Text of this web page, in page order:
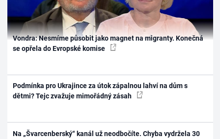
Vondra: Nesmíme působit jako magnet na migranty. Konečná
se opřela do Evropské komise
Podmínka pro Ukrajince za útok zápalnou lahví na dům s
dětmi? Tejc zvažuje mimořádný zásah
Na „Švarcenberský“ kanál už neodbočíte. Chyba vydržela 30